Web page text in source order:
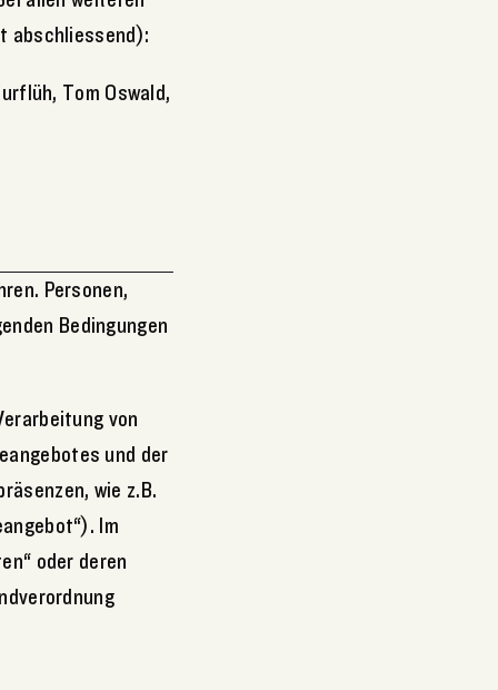
abschliessend):
Tom Oswald,
Personen,
Bedingungen
von
und der
wie z.B.
Im
oder deren